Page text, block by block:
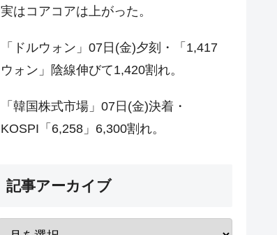
実はコアコアは上がった。
「ドルウォン」07日(金)夕刻・「1,417
ウォン」陰線伸びて1,420割れ。
「韓国株式市場」07日(金)決着・
KOSPI「6,258」6,300割れ。
記事アーカイブ